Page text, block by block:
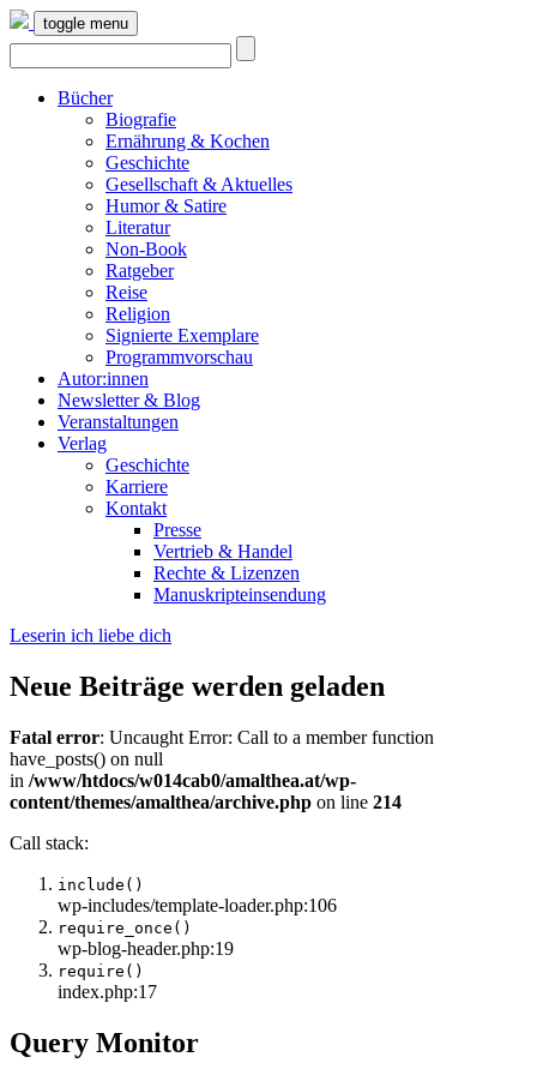
toggle menu
Bücher
Biografie
Ernährung & Kochen
Geschichte
Gesellschaft & Aktuelles
Humor & Satire
Literatur
Non-Book
Ratgeber
Reise
Religion
Signierte Exemplare
Programmvorschau
Autor:innen
Newsletter & Blog
Veranstaltungen
Verlag
Geschichte
Karriere
Kontakt
Presse
Vertrieb & Handel
Rechte & Lizenzen
Manuskripteinsendung
Leserin ich liebe dich
Neue Beiträge werden geladen
Fatal error: Uncaught Error: Call to a member function
have_posts() on null
in /www/htdocs/w014cab0/amalthea.at/wp-
content/themes/amalthea/archive.php on line 214
Call stack:
include()
wp-includes/template-loader.php:106
require_once()
wp-blog-header.php:19
require()
index.php:17
Query Monitor